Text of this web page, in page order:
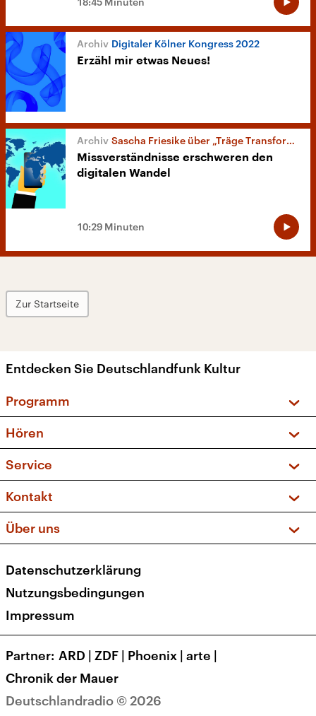
Digitaler Kölner Kongress 2022
Erzähl mir etwas Neues!
Sascha Friesike über „Träge Transformation“
Missverständnisse erschweren den
digitalen Wandel
10:29 Minuten
Zur Startseite
Entdecken Sie Deutschlandfunk Kultur
Programm
Sendungen und Podcasts
Musikliste
Kakadu – Das Kinderprogramm
Hören
Frequenzen (UKW + DAB+)
Service
FAQ
Apps
Newsletter
Veranstaltungen
Kontakt
Social Media
Über uns
Presse
Karriere
Transparenz
Deutschlandradio © 2026
Datenschutzerklärung
Nutzungsbedingungen
Impressum
Partner ARD | ZDF | Phoenix | arte |
Chronik der Mauer